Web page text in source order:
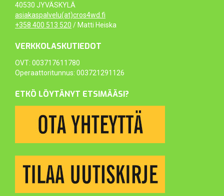
40530 JYVÄSKYLÄ
asiakaspalvelu(at)cros4wd.fi
+358 400 513 520 / Matti Heiska
VERKKOLASKUTIEDOT
OVT: 003717611780
Operaattoritunnus: 003721291126
ETKÖ LÖYTÄNYT ETSIMÄÄSI?